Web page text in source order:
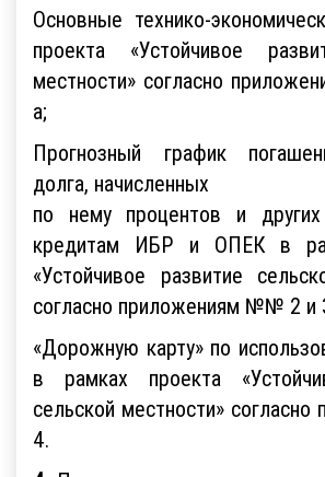
Основные технико-
проекта «Устойчивое
местности» согласно
а;
Прогнозный график
долга, начисленных
по нему процентов и
кредитам ИБР и ОПЕК в
«Устойчивое развитие
согласно приложениям №№ 2 и
«Дорожную карту» по
в рамках проекта
сельской местности»
4.